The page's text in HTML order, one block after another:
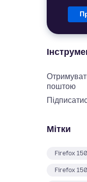
поштою
Мітки
Firefox
Firefox